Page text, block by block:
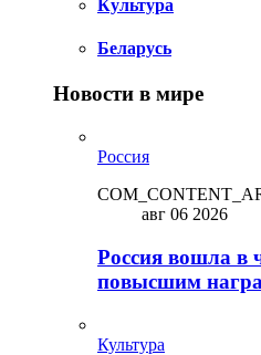
Культура
Беларусь
Новости в мире
Россия
авг 06 2026
Россия вошла в
повысшим
Культура